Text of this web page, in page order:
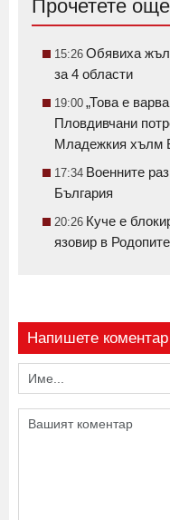
Прочетете още
15:26 Обявиха
за 4 области
19:00 „Това е
Пловдивчани
Младежкия
17:34 Военните
България
20:26 Куче е
язовир в
Напишете коментар